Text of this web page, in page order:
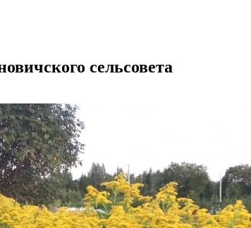
сельсовета